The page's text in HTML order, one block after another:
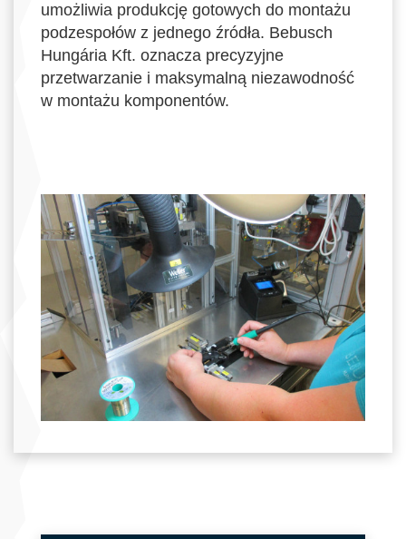
umożliwia produkcję gotowych do montażu
podzespołów z jednego źródła. Bebusch
Hungária Kft. oznacza precyzyjne
przetwarzanie i maksymalną niezawodność
w montażu komponentów.